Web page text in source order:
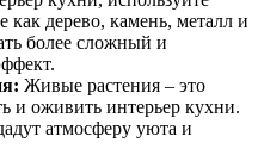
как дерево, камень, металл и
более сложный и
Живые растения – это
и оживить интерьер кухни.
атмосферу уюта и